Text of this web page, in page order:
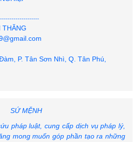
THĂNG
P. Tân Sơn Nhì, Q. Tân Phú,
SỨ MỆNH
pháp luật, cung cấp dịch vụ pháp lý,
mong muốn góp phần tạo ra những